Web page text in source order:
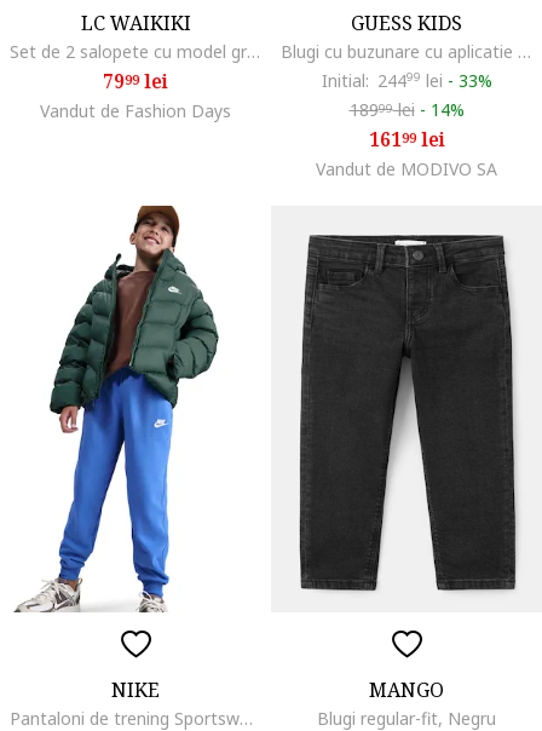
LC WAIKIKI
Set de 2 salopete cu model grafic, Albastru pastel/Bej
7999lei
Vandut de Fashion Days
GUESS KIDS
Blugi cu buzunare cu aplicatie logo, Albastru inchis
Initial: 24499 lei - 33%
18999lei - 14%
16199lei
Vandut de MODIVO SA
NIKE
Pantaloni de trening Sportswear Club, Albastru royal
MANGO
Blugi regular-fit, Negru